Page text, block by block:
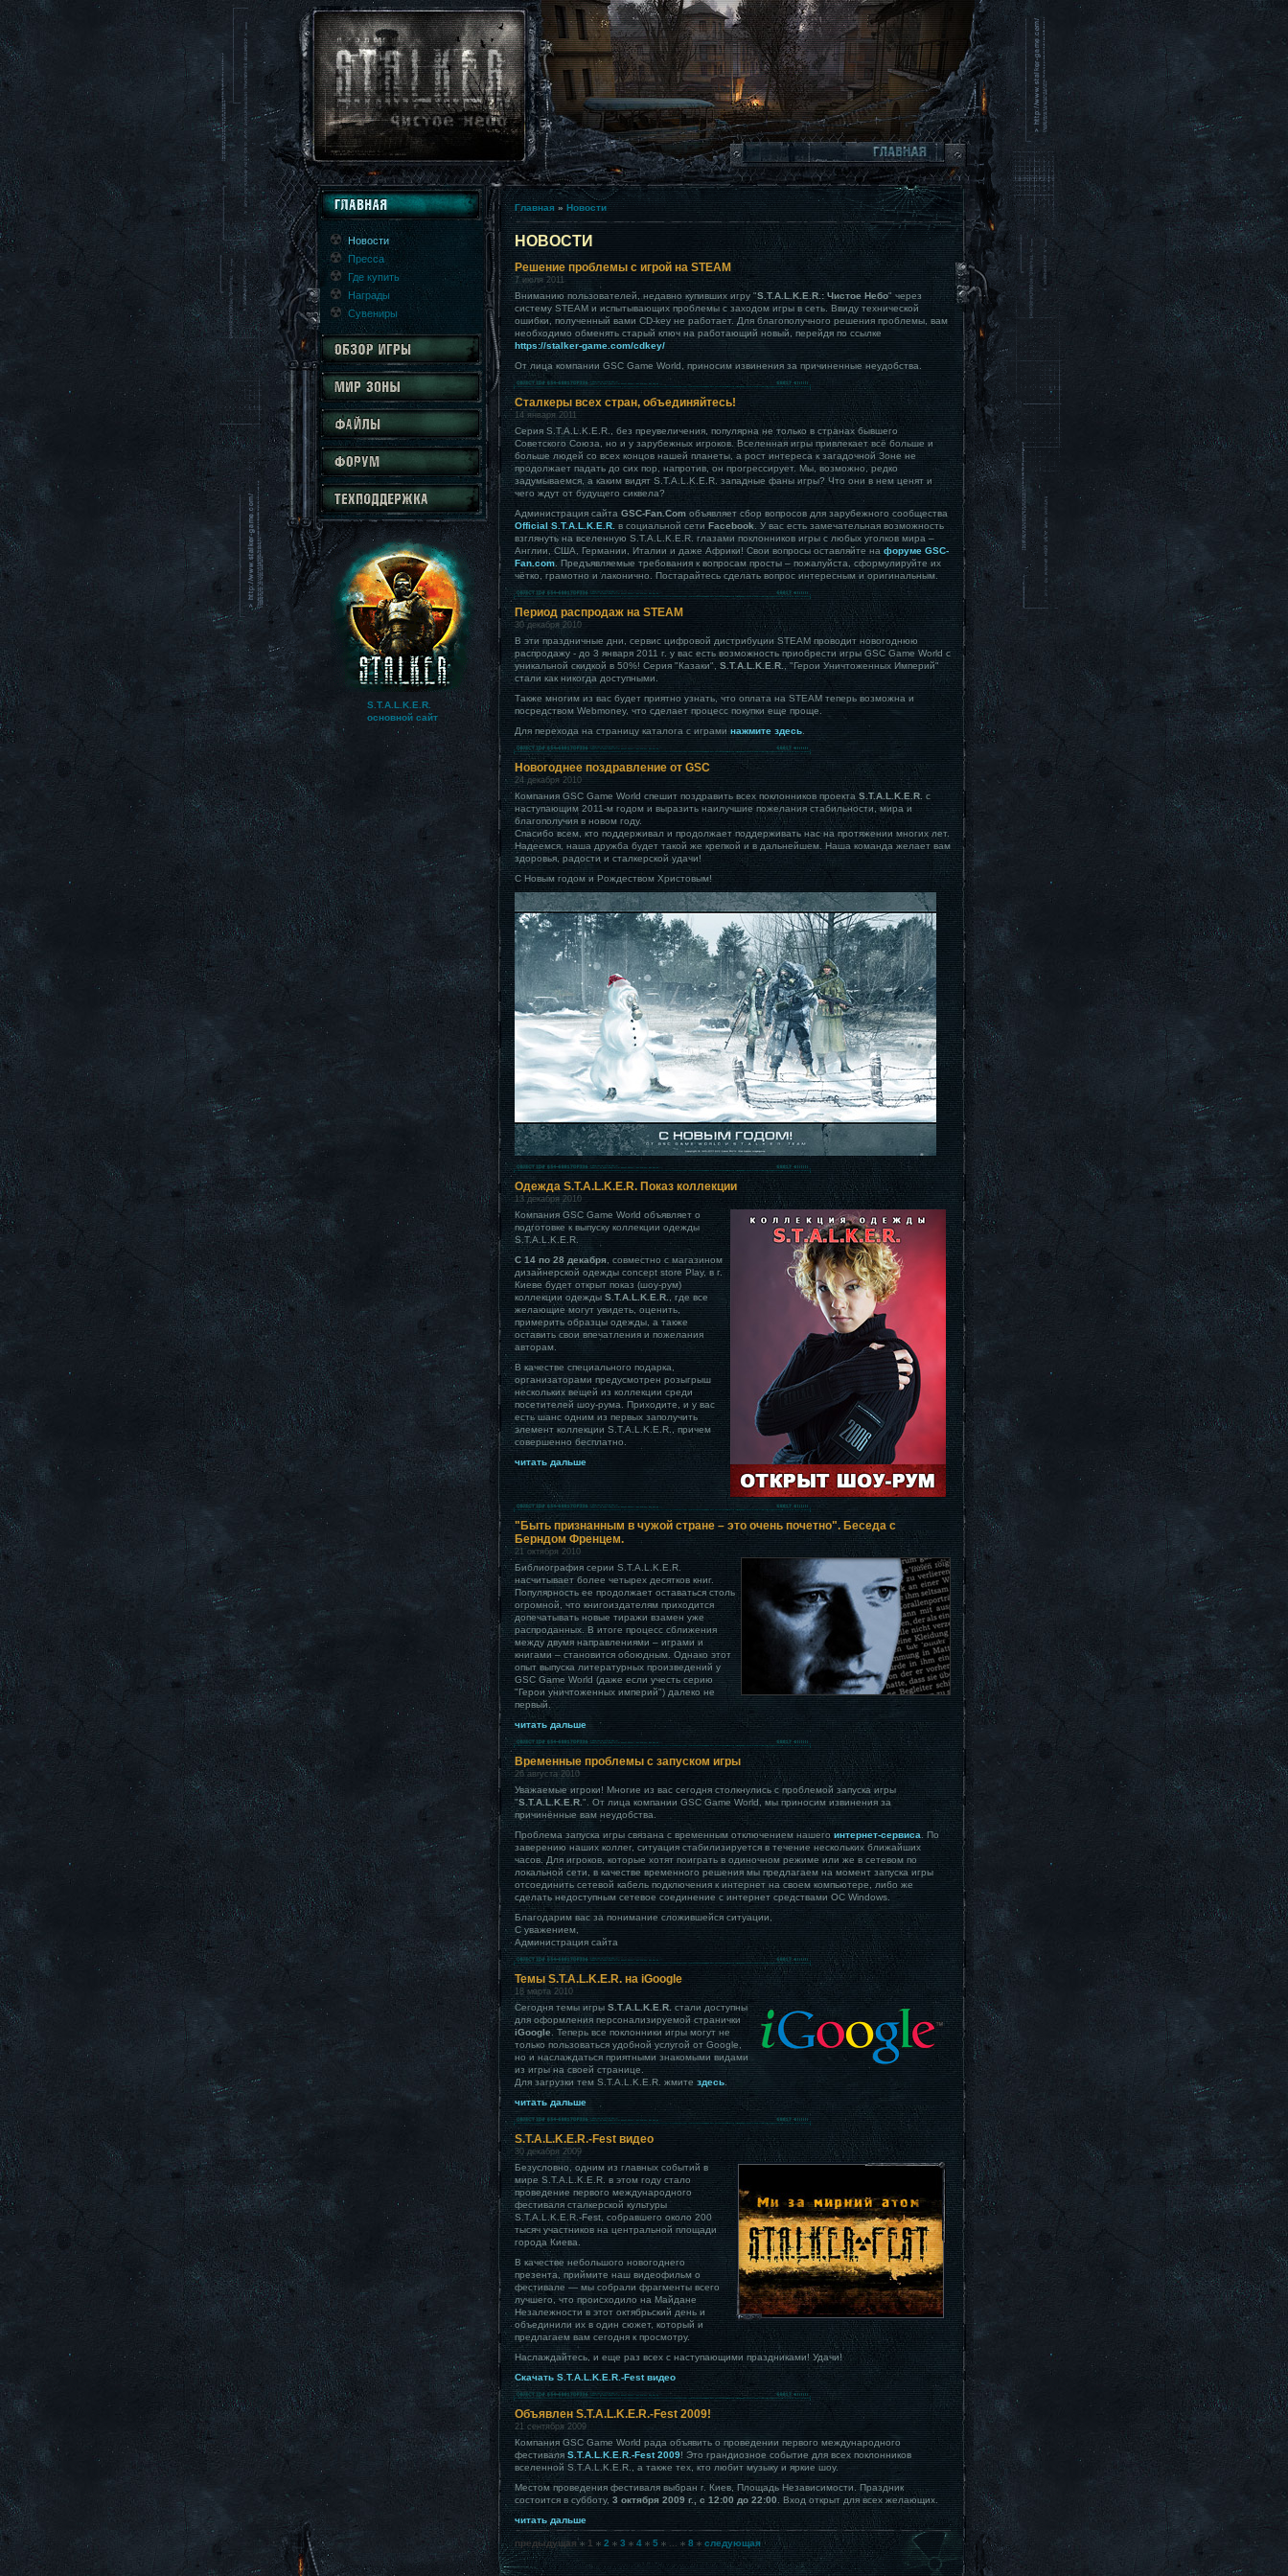
Новости
Пресса
Где купить
Награды
Сувениры
S.T.A.L.K.E.R.
основной сайт
Главная » Новости
НОВОСТИ
Решение проблемы с игрой на STEAM
7 июля 2011
Вниманию пользователей, недавно купивших игру "S.T.A.L.K.E.R.: Чистое Небо" через
систему STEAM и испытывающих проблемы с заходом игры в сеть. Ввиду технической
ошибки, полученный вами CD-key не работает. Для благополучного решения проблемы, вам
необходимо обменять старый ключ на работающий новый, перейдя по ссылке
https://stalker-game.com/cdkey/
От лица компании GSC Game World, приносим извинения за причиненные неудобства.
Сталкеры всех стран, объединяйтесь!
14 января 2011
Серия S.T.A.L.K.E.R., без преувеличения, популярна не только в странах бывшего
Советского Союза, но и у зарубежных игроков. Вселенная игры привлекает всё больше и
больше людей со всех концов нашей планеты, а рост интереса к загадочной Зоне не
продолжает падать до сих пор, напротив, он прогрессирует. Мы, возможно, редко
задумываемся, а каким видят S.T.A.L.K.E.R. западные фаны игры? Что они в нем ценят и
чего ждут от будущего сиквела?
Администрация сайта GSC-Fan.Com объявляет сбор вопросов для зарубежного сообщества
Official S.T.A.L.K.E.R. в социальной сети Facebook . У вас есть замечательная возможность
взглянуть на вселенную S.T.A.L.K.E.R. глазами поклонников игры с любых уголков мира –
Англии, США, Германии, Италии и даже Африки! Свои вопросы оставляйте на форуме GSC-
Fan.com . Предъявляемые требования к вопросам просты – пожалуйста, сформулируйте их
чётко, грамотно и лаконично. Постарайтесь сделать вопрос интересным и оригинальным.
Период распродаж на STEAM
30 декабря 2010
В эти праздничные дни, сервис цифровой дистрибуции STEAM проводит новогоднюю
распродажу - до 3 января 2011 г. у вас есть возможность приобрести игры GSC Game World с
уникальной скидкой в 50%! Серия "Казаки", S.T.A.L.K.E.R., "Герои Уничтоженных Империй"
стали как никогда доступными.
Также многим из вас будет приятно узнать, что оплата на STEAM теперь возможна и
посредством Webmoney, что сделает процесс покупки еще проще.
Для перехода на страницу каталога с играминажмите здесь
Новогоднее поздравление от GSC
24 декабря 2010
Компания GSC Game World спешит поздравить всех поклонников проектаS.T.A.L.K.E.R. с
наступающим 2011-м годом и выразить наилучшие пожелания стабильности, мира и
благополучия в новом году.
Спасибо всем, кто поддерживал и продолжает поддерживать нас на протяжении многих лет.
Надеемся, наша дружба будет такой же крепкой и в дальнейшем. Наша команда желает вам
здоровья, радости и сталкерской удачи!
С Новым годом и Рождеством Христовым!
Одежда S.T.A.L.K.E.R. Показ коллекции
13 декабря 2010
Компания GSC Game World объявляет о
подготовке к выпуску коллекции одежды
S.T.A.L.K.E.R.
С 14 по 28 декабря , совместно с магазином
дизайнерской одежды concept store Play, в г.
Киеве будет открыт показ (шоу-рум)
коллекции одежды S.T.A.L.K.E.R. , где все
желающие могут увидеть, оценить,
примерить образцы одежды, а также
оставить свои впечатления и пожелания
авторам.
В качестве специального подарка,
организаторами предусмотрен розыгрыш
нескольких вещей из коллекции среди
посетителей шоу-рума. Приходите, и у вас
есть шанс одним из первых заполучить
элемент коллекции S.T.A.L.K.E.R., причем
совершенно бесплатно.
читать дальше
"Быть признанным в чужой стране – это очень почетно". Беседа с
Берндом Френцем.
21 октября 2010
Библиография серии S.T.A.L.K.E.R.
насчитывает более четырех десятков книг.
Популярность ее продолжает оставаться столь
огромной, что книгоиздателям приходится
допечатывать новые тиражи взамен уже
распроданных. В итоге процесс сближения
между двумя направлениями – играми и
книгами – становится обоюдным. Однако этот
опыт выпуска литературных произведений у
GSC Game World (даже если учесть серию
"Герои уничтоженных империй") далеко не
первый.
читать дальше
Временные проблемы с запуском игры
26 августа 2010
Уважаемые игроки! Многие из вас сегодня столкнулись с проблемой запуска игры
"S.T.A.L.K.E.R. ". От лица компании GSC Game World, мы приносим извинения за
причинённые вам неудобства.
Проблема запуска игры связана с временным отключением нашего интернет-сервиса . По
заверению наших коллег, ситуация стабилизируется в течение нескольких ближайших
часов. Для игроков, которые хотят поиграть в одиночном режиме или же в сетевом по
локальной сети, в качестве временного решения мы предлагаем на момент запуска игры
отсоединить сетевой кабель подключения к интернет на своем компьютере, либо же
сделать недоступным сетевое соединение с интернет средствами ОС Windows.
Благодарим вас за понимание сложившейся ситуации,
С уважением,
Администрация сайта
Темы S.T.A.L.K.E.R. на iGoogle
18 марта 2010
Сегодня темы игры S.T.A.L.K.E.R. стали доступны
для оформления персонализируемой странички
iGoogle . Теперь все поклонники игры могут не
только пользоваться удобной услугой от Google,
но и наслаждаться приятными знакомыми видами
из игры на своей странице.
Для загрузки тем S.T.A.L.K.E.R. жмите здесь
читать дальше
S.T.A.L.K.E.R.-Fest видео
30 декабря 2009
Безусловно, одним из главных событий в
мире S.T.A.L.K.E.R. в этом году стало
проведение первого международного
фестиваля сталкерской культуры
S.T.A.L.K.E.R.-Fest, собравшего около 200
тысяч участников на центральной площади
города Киева.
В качестве небольшого новогоднего
презента, приймите наш видеофильм о
фестивале — мы собрали фрагменты всего
лучшего, что происходило на Майдане
Незалежности в этот октябрьский день и
объединили их в один сюжет, который и
предлагаем вам сегодня к просмотру.
Наслаждайтесь, и еще раз всех с наступающими праздниками! Удачи!
Скачать S.T.A.L.K.E.R.-Fest видео
Объявлен S.T.A.L.K.E.R.-Fest 2009!
21 сентября 2009
Компания GSC Game World рада объявить о проведении первого международного
фестиваляS.T.A.L.K.E.R.-Fest 2009! Это грандиозное событие для всех поклонников
вселенной S.T.A.L.K.E.R., а также тех, кто любит музыку и яркие шоу.
Местом проведения фестиваля выбран г. Киев, Площадь Независимости. Праздник
состоится в субботу, 3 октября 2009 г., с 12:00 до 22:00 . Вход открыт для всех желающих.
читать дальше
предыдущая 1 2 3 4 5 8 следующая